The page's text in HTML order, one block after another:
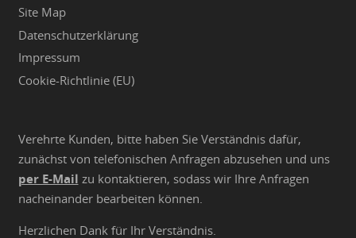
Site Map
Datenschutzerklärung
Impressum
Cookie-Richtlinie (EU)
Verehrte Kunden, bitte haben Sie Verständnis dafür,
zunächst von telefonischen Anfragen abzusehen und uns
per E-Mail zu kontaktieren, sodass wir Ihre Anfragen
nacheinander bearbeiten können.
Herzlichen Dank für Ihr Verständnis.